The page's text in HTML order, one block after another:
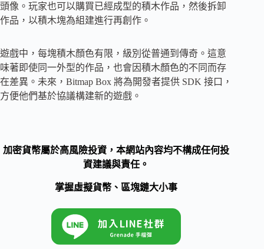
頭像。玩家也可以購買已經成型的積木作品，然後拆卸
作品，以積木塊為組建進行再創作。
遊戲中，每塊積木顏色有限，級別從普通到傳奇。這意
味著即使同一外型的作品，也會因積木顏色的不同而存
在差異。未來，Bitmap Box 將為開發者提供 SDK 接口，
方便他們基於協議構建新的遊戲。
加密貨幣屬於高風險投資，本網站內容均不構成任何投
資建議與責任。
掌握虛擬貨幣、區塊鏈大小事